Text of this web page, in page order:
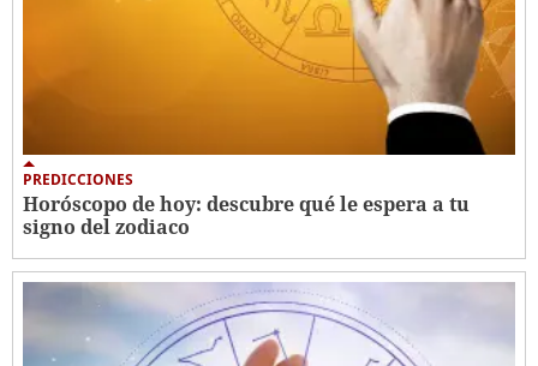
PREDICCIONES
Horóscopo de hoy: descubre qué le espera a tu
signo del zodiaco